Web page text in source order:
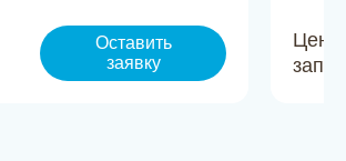
Оставить
заявку
Цена